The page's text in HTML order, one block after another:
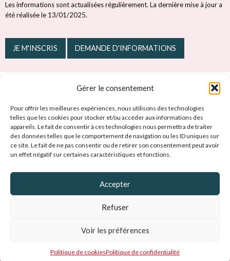
powered by Calendly
Gérer le consentement
Pour offrir les meilleures expériences, nous utilisons des technologies
telles que les cookies pour stocker et/ou accéder aux informations des
appareils. Le fait de consentir à ces technologies nous permettra de traiter
des données telles que le comportement de navigation ou les ID uniques sur
ce site. Le fait de ne pas consentir ou de retirer son consentement peut avoir
un effet négatif sur certaines caractéristiques et fonctions.
Accepter
Refuser
Voir les préférences
Politique de cookiesPolitique de confidentialité
Les informations sont actualisées régulièrement. La dernière mise à jour a
été réalisée le 13/01/2025.
JE M'INSCRIS DEMANDE D'INFORMATIONS
Prendre soin des femmes&des hommes de l’entreprise
39 avenue Hoche - BP 334 - 51688 Reims cedex 2
03 26 79 74 38
Trouver nos locaux